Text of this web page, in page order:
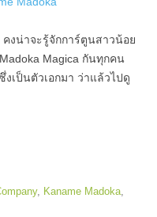
งน่าจะรู้จักการ์ตูนสาวน้อย
Magica กันทุกคน
เป็นตัวเอกมา ว่าแล้วไปดู
, Kaname Madoka,